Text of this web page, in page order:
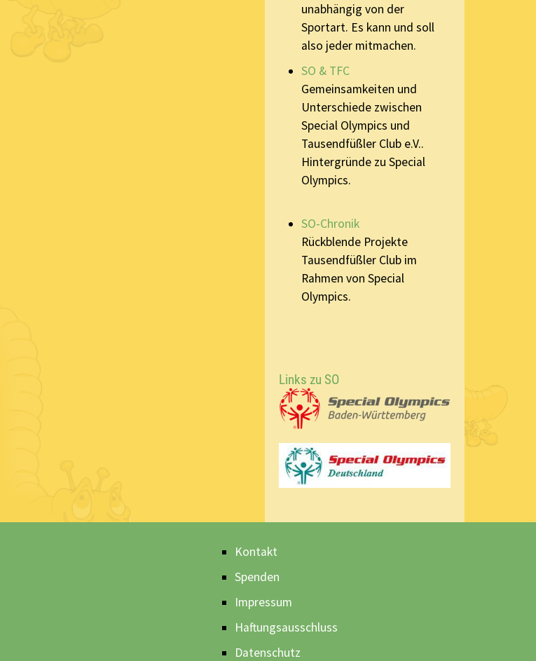
unabhängig von der
Sportart. Es kann und soll
also jeder mitmachen.
SO & TFC
Gemeinsamkeiten und
Unterschiede zwischen
Special Olympics und
Tausendfüßler Club e.V..
Hintergründe zu Special
Olympics.
SO-Chronik
Rückblende Projekte
Tausendfüßler Club im
Rahmen von Special
Olympics.
Links zu SO
Kontakt
Spenden
Impressum
Haftungsausschluss
Datenschutz